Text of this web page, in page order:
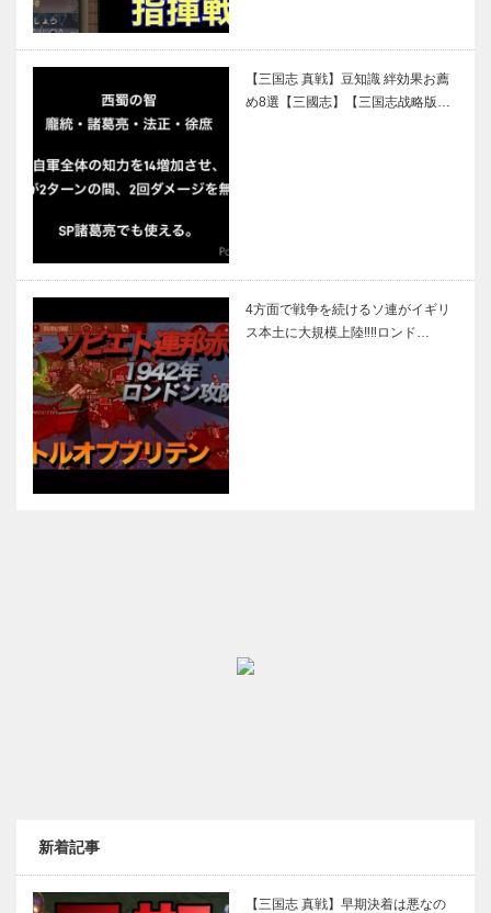
【三国志 真戦】豆知識 絆効果お薦
め8選【三國志】【三国志战略版…
4方面で戦争を続けるソ連がイギリ
ス本土に大規模上陸‼︎‼︎ロンド…
新着記事
【三国志 真戦】早期決着は悪なの